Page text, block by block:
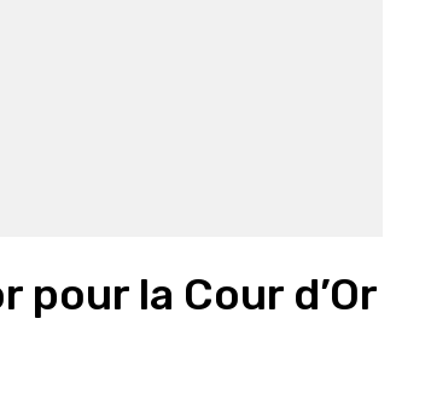
pour la Cour d’Or